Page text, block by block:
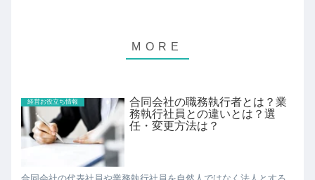
経営お役立ち情報
合同会社の職務執行者とは？業
務執行社員との違いとは？選
任・変更方法は？